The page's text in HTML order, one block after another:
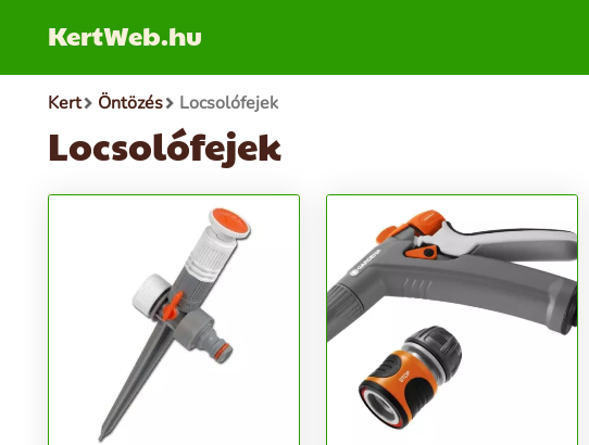
KertWeb.hu
Kert Öntözés Locsolófejek
Locsolófejek